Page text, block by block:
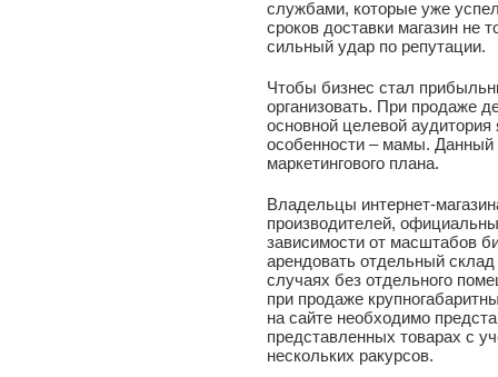
службами, которые уже
сроков доставки магазин не
сильный удар по репутации.
Чтобы бизнес стал
организовать. При продаже
основной целевой
особенности – мамы. Данный
маркетингового плана.
Владельцы интернет-
производителей,
зависимости от масштабов
арендовать отдельный
случаях без отдельного
при продаже
на сайте необходимо
представленных товарах с
нескольких ракурсов.